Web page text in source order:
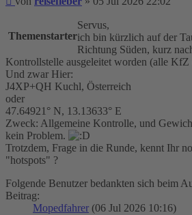
Themenstarter
Servus,
ich bin kürzlich auf der
Richtung Süden, kurz
Kontrollstelle ausgeleitet worden (alle KfZ
Und zwar Hier:
J4XP+QH Kuchl, Österreich
oder
47.64921° N, 13.13633° E
Zweck: Allgemeine Kontrolle, und
kein Problem.
Trotzdem, Frage in die Runde, kennt Ihr
"hotspots" ?
Folgende Benutzer bedankten sich beim
Beitrag:
Mopedfahrer (06 Jul 2026 10:16)